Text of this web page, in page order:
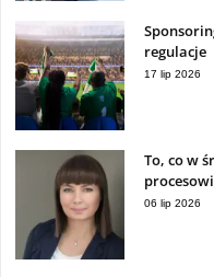
regulacje
17 lip 2026
To, co w
06 lip 2026